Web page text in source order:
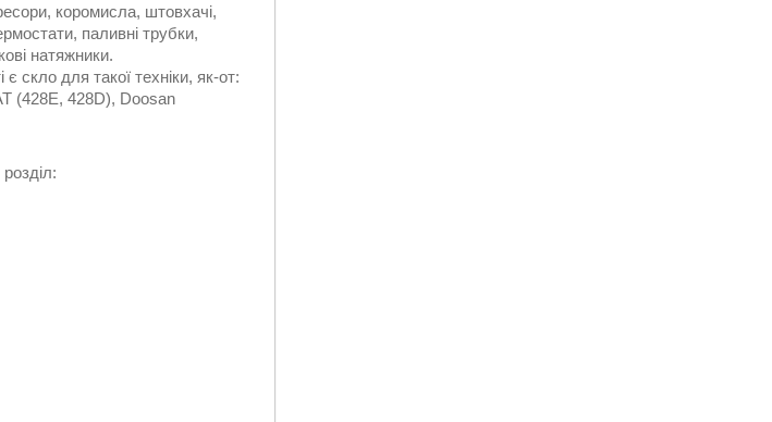
коромисла, штовхачі,
паливні трубки,
натяжники.
скло для такої техніки, як-от:
(428E, 428D), Doosan